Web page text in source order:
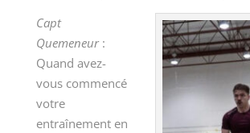
Capt
Quemeneur:
Quand avez-
vous commencé
votre
entraînement en